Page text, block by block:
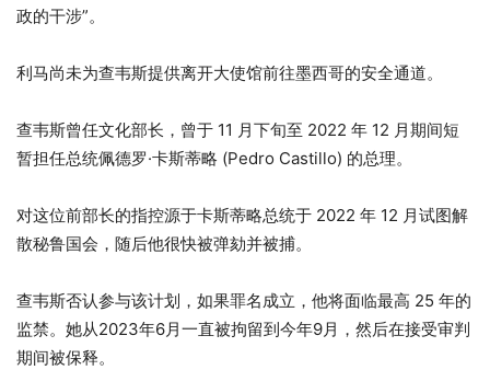
政的干涉”。
利马尚未为查韦斯提供离开大使馆前往墨西哥的安全通道。
查韦斯曾任文化部长，曾于 11 月下旬至 2022 年 12 月期间短
暂担任总统佩德罗·卡斯蒂略 (Pedro Castillo) 的总理。
对这位前部长的指控源于卡斯蒂略总统于 2022 年 12 月试图解
散秘鲁国会，随后他很快被弹劾并被捕。
查韦斯否认参与该计划，如果罪名成立，他将面临最高 25 年的
监禁。她从2023年6月一直被拘留到今年9月，然后在接受审判
期间被保释。